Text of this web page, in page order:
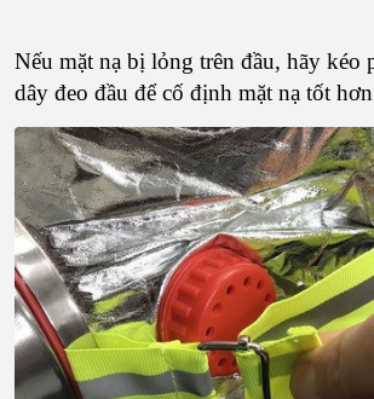
Nếu mặt nạ bị lỏng trên đầu, hãy kéo
dây đeo đầu để cố định mặt nạ tốt